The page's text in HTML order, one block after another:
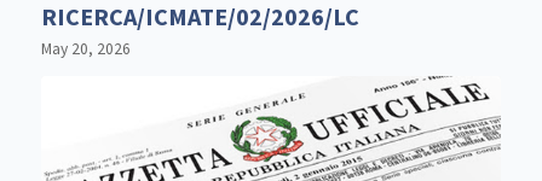
RICERCA/ICMATE/02/2026/LC
May 20, 2026